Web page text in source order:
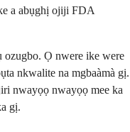
a abụghị ojiji FDA
ozugbo. Ọ nwere ike were
nkwalite na mgbaàmà gị.
nwayọọ nwayọọ mee ka
gị.